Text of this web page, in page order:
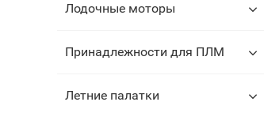
Лодочные моторы
Принадлежности для ПЛМ
Летние палатки